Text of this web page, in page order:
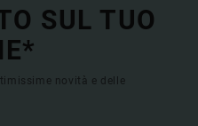
SUL TUO
novità e delle